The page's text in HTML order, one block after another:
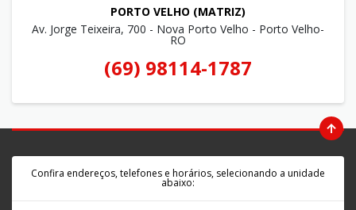
PORTO VELHO (MATRIZ)
Av. Jorge Teixeira, 700 - Nova Porto Velho - Porto Velho-
RO
(69) 98114-1787
Confira endereços, telefones e horários, selecionando a unidade
abaixo: